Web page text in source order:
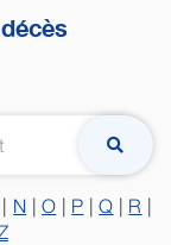
N |O P |Q R